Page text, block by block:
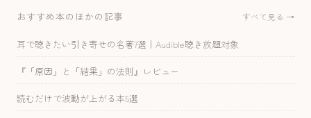
おすすめ本のほかの記事 すべて見る →
耳で聴きたい引き寄せの名著7選｜Audible聴き放題対象
『「原因」と「結果」の法則』レビュー
読むだけで波動が上がる本5選